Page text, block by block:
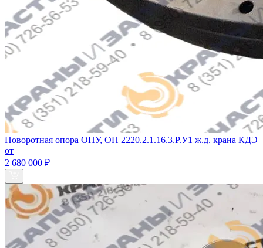
Поворотная опора ОПУ, ОП 2220.2.1.16.3.Р.У1 ж.д. крана КДЭ
от
2 680 000 ₽